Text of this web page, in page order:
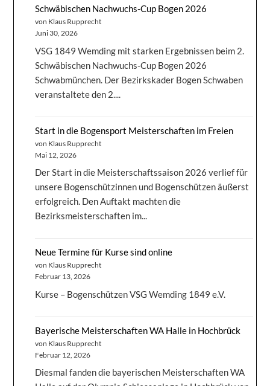
Schwäbischen Nachwuchs-Cup Bogen 2026
von Klaus Rupprecht
Juni 30, 2026
VSG 1849 Wemding mit starken Ergebnissen beim 2.
Schwäbischen Nachwuchs-Cup Bogen 2026
Schwabmünchen. Der Bezirkskader Bogen Schwaben
veranstaltete den 2....
Start in die Bogensport Meisterschaften im Freien
von Klaus Rupprecht
Mai 12, 2026
Der Start in die Meisterschaftssaison 2026 verlief für
unsere Bogenschützinnen und Bogenschützen äußerst
erfolgreich. Den Auftakt machten die
Bezirksmeisterschaften im...
Neue Termine für Kurse sind online
von Klaus Rupprecht
Februar 13, 2026
Kurse – Bogenschützen VSG Wemding 1849 e.V.
Bayerische Meisterschaften WA Halle in Hochbrück
von Klaus Rupprecht
Februar 12, 2026
Diesmal fanden die bayerischen Meisterschaften WA